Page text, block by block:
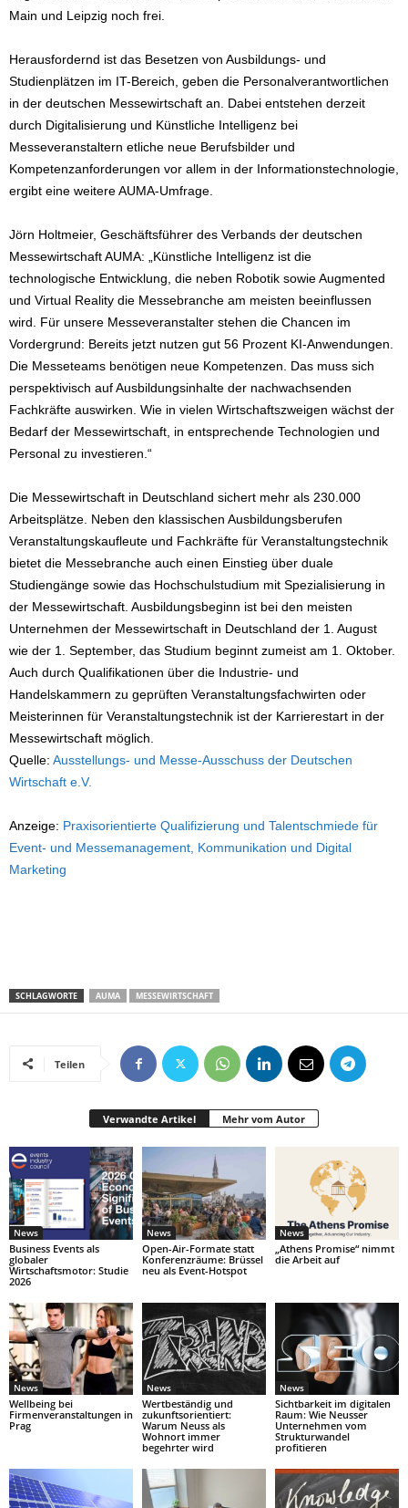
Main und Leipzig noch frei.
Herausfordernd ist das Besetzen von Ausbildungs- und
Studienplätzen im IT-Bereich, geben die Personalverantwortlichen
in der deutschen Messewirtschaft an. Dabei entstehen derzeit
durch Digitalisierung und Künstliche Intelligenz bei
Messeveranstaltern etliche neue Berufsbilder und
Kompetenzanforderungen vor allem in der Informationstechnologie,
ergibt eine weitere AUMA-Umfrage.
Jörn Holtmeier, Geschäftsführer des Verbands der deutschen
Messewirtschaft AUMA: „Künstliche Intelligenz ist die
technologische Entwicklung, die neben Robotik sowie Augmented
und Virtual Reality die Messebranche am meisten beeinflussen
wird. Für unsere Messeveranstalter stehen die Chancen im
Vordergrund: Bereits jetzt nutzen gut 56 Prozent KI-Anwendungen.
Die Messeteams benötigen neue Kompetenzen. Das muss sich
perspektivisch auf Ausbildungsinhalte der nachwachsenden
Fachkräfte auswirken. Wie in vielen Wirtschaftszweigen wächst der
Bedarf der Messewirtschaft, in entsprechende Technologien und
Personal zu investieren.“
Die Messewirtschaft in Deutschland sichert mehr als 230.000
Arbeitsplätze. Neben den klassischen Ausbildungsberufen
Veranstaltungskaufleute und Fachkräfte für Veranstaltungstechnik
bietet die Messebranche auch einen Einstieg über duale
Studiengänge sowie das Hochschulstudium mit Spezialisierung in
der Messewirtschaft. Ausbildungsbeginn ist bei den meisten
Unternehmen der Messewirtschaft in Deutschland der 1. August
wie der 1. September, das Studium beginnt zumeist am 1. Oktober.
Auch durch Qualifikationen über die Industrie- und
Handelskammern zu geprüften Veranstaltungsfachwirten oder
Meisterinnen für Veranstaltungstechnik ist der Karrierestart in der
Messewirtschaft möglich.
Quelle: Ausstellungs- und Messe-Ausschuss der Deutschen
Wirtschaft e.V.
Anzeige: Praxisorientierte Qualifizierung und Talentschmiede für
Event- und Messemanagement, Kommunikation und Digital
Marketing
SCHLAGWORTE AUMA MESSEWIRTSCHAFT
Teilen
Verwandte Artikel Mehr vom Autor
News
Business Events als
globaler
Wirtschaftsmotor: Studie
2026
News
Open-Air-Formate statt
Konferenzräume: Brüssel
neu als Event-Hotspot
News
„Athens Promise“ nimmt
die Arbeit auf
News
Wellbeing bei
Firmenveranstaltungen in
Prag
News
Wertbeständig und
zukunftsorientiert:
Warum Neuss als
Wohnort immer
begehrter wird
News
Sichtbarkeit im digitalen
Raum: Wie Neusser
Unternehmen vom
Strukturwandel
profitieren